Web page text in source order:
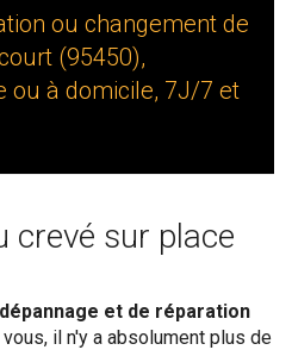
ou changement de
(95450),
ou à domicile, 7J/7 et
crevé sur place
et de réparation
il n'y a absolument plus de